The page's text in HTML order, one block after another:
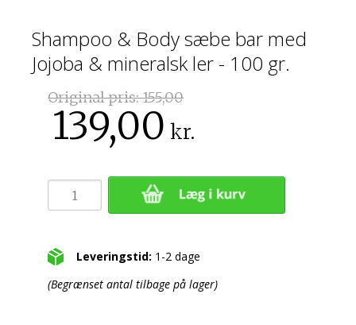
Shampoo & Body sæbe bar med
Jojoba & mineralsk ler - 100 gr.
Original pris:155,00
139,00 kr.
Leveringstid: 1-2 dage
(Begrænset antal tilbage på lager)